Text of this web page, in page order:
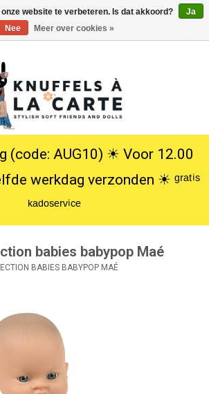
(code: AUG10) ☀︎ Voor 12.00
werkdag verzonden ☀︎ ᵍʳᵃᵗⁱˢ
ᵏᵃᵈᵒˢᵉʳᵛⁱᶜᵉ
babies babypop Maé
BABIES BABYPOP MAÉ
website te verbeteren. Is dat akkoord?
Ja
Nee
Meer over cookies »